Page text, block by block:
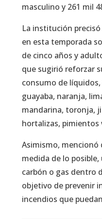
masculino y 261 mil
La institución
en esta temporada
de cinco años y
que sugirió reforzar
consumo de
guayaba, naranja,
mandarina, toronja,
hortalizas, pimientos
Asimismo, mencionó
medida de lo
carbón o gas dentro
objetivo de prevenir
incendios que